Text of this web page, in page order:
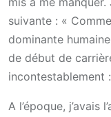
suivante : «
dominante
de début de
incontestablement
A l’époque, j’avais